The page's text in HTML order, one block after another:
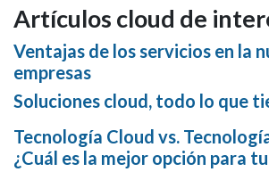
Artículos cloud de
Ventajas de los servicios en la
empresas
Soluciones cloud, todo lo que
Tecnología Cloud vs.
¿Cuál es la mejor opción para